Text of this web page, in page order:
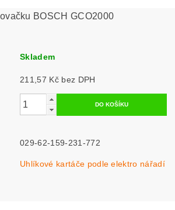
BOSCH GCO2000
Skladem
211,57 Kč bez DPH
029-62-159-231-772
Uhlíkové kartáče podle elektro nářadí